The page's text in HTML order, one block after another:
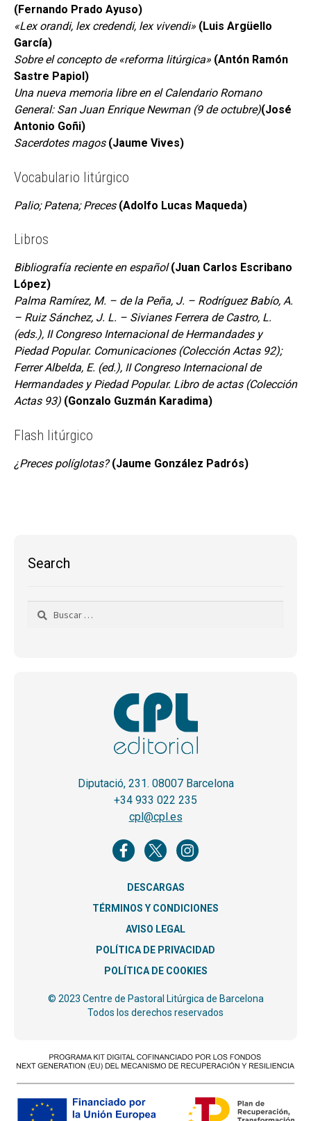
(Fernando Prado Ayuso)
«Lex orandi, lex credendi, lex vivendi» (Luis Argüello
García)
Sobre el concepto de «reforma litúrgica» (Antón Ramón
Sastre Papiol)
Una nueva memoria libre en el Calendario Romano
General: San Juan Enrique Newman (9 de octubre)(José
Antonio Goñi)
Sacerdotes magos (Jaume Vives)
Vocabulario litúrgico
Palio; Patena; Preces (Adolfo Lucas Maqueda)
Libros
Bibliografía reciente en español (Juan Carlos Escribano
López)
Palma Ramírez, M. – de la Peña, J. – Rodríguez Babío, A.
– Ruiz Sánchez, J. L. – Sivianes Ferrera de Castro, L.
(eds.), II Congreso Internacional de Hermandades y
Piedad Popular. Comunicaciones (Colección Actas 92);
Ferrer Albelda, E. (ed.), II Congreso Internacional de
Hermandades y Piedad Popular. Libro de actas (Colección
Actas 93) (Gonzalo Guzmán Karadima)
Flash litúrgico
¿Preces políglotas? (Jaume González Padrós)
Search
Buscar:
Diputació, 231. 08007 Barcelona
+34 933 022 235
cpl@cpl.es
DESCARGAS
TÉRMINOS Y CONDICIONES
AVISO LEGAL
POLÍTICA DE PRIVACIDAD
POLÍTICA DE COOKIES
© 2023 Centre de Pastoral Litúrgica de Barcelona
Todos los derechos reservados